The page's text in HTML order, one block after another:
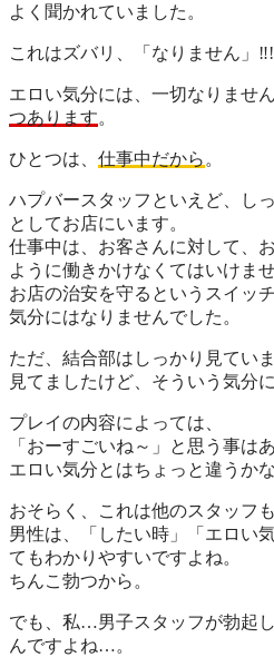
よく聞かれていました。
これはズバリ、 「なりません」
エロい気分には、一切なりません
つあります。
ひとつは、 仕事中だから 。
ハプバースタッフといえど、し
としてお店にいます。
仕事中は、お客さんに対して、
ように働きかけなくてはいけませ
お店の治安を守るというスイッ
気分にはなりませんでした。
ただ、結合部はしっかり見ていま
見てましたけど、そういう気分
プレイの内容によっては、
「おーすごいね～」
と思う事は
エロい気分とはちょっと違うかな
おそらく、これは他のスタッフ
男性は、「したい時」「エロい
てもわかりやすいですよね。
ちんこ勃つから 。
でも、私…男子スタッフが勃起
んですよね…。